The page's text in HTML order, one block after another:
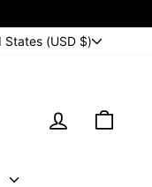
States (USD $)
LOG IN